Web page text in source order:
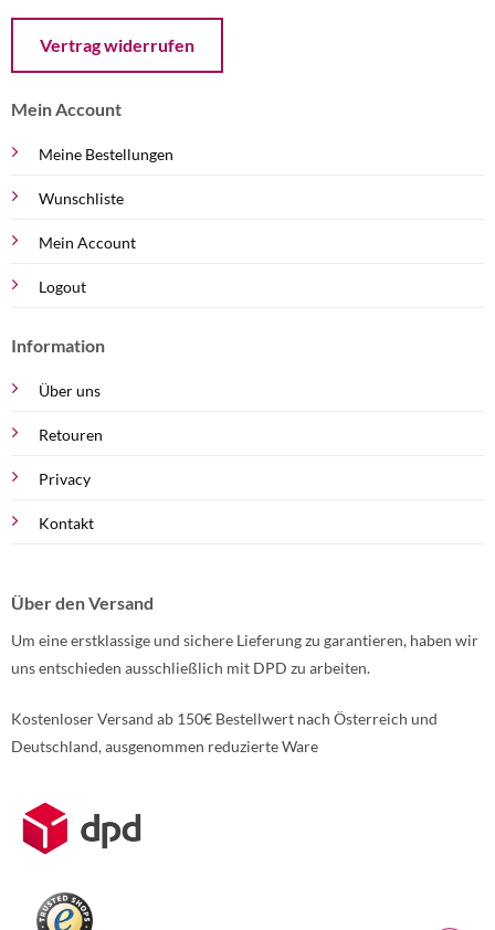
Vertrag widerrufen
Mein Account
Meine Bestellungen
Wunschliste
Mein Account
Logout
Information
Über uns
Retouren
Privacy
Kontakt
Über den Versand
Um eine erstklassige und sichere Lieferung zu garantieren, haben wir
uns entschieden ausschließlich mit DPD zu arbeiten.
Kostenloser Versand ab 150€ Bestellwert nach Österreich und
Deutschland, ausgenommen reduzierte Ware
Weitere Informationen über den gesperrten Inhalt.